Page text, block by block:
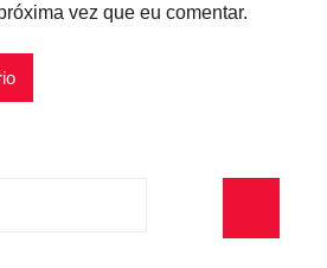
vez que eu comentar.